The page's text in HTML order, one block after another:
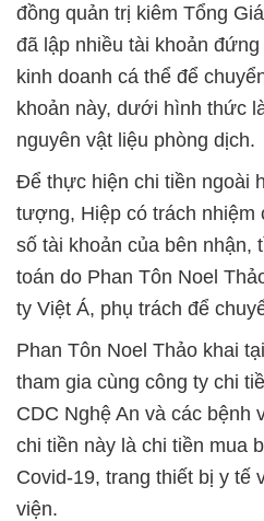
đồng quản trị kiêm Tổng
đã lập nhiều tài khoản
kinh doanh cá thể để
khoản này, dưới hình thức
nguyên vật liệu phòng dịch.
Để thực hiện chi tiền ngoài
tượng, Hiệp có trách nhiệm
số tài khoản của bên nhận,
toán do Phan Tôn Noel
ty Việt Á, phụ trách để
Phan Tôn Noel Thảo khai
tham gia cùng công ty chi
CDC Nghệ An và các bệnh
chi tiền này là chi tiền mua
Covid-19, trang thiết bị y tế
viện.